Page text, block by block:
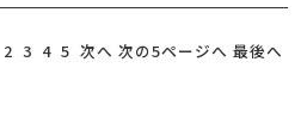
2 3 4 5 次へ 次の5ページへ 最後へ